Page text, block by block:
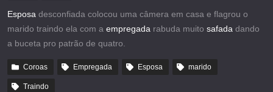
Esposa desconfiada colocou uma câmera em casa e flagrou o
marido traindo ela com a empregada rabuda muito safada dando
a buceta pro patrão de quatro.
Coroas Empregada Esposa marido
Traindo